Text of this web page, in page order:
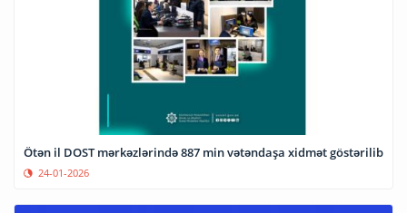
Ötən il DOST mərkəzlərində 887 min vətəndaşa xidmət göstərilib
24-01-2026